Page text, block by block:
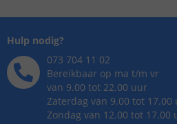
Hulp nodig?
073 704 11 02
Bereikbaar op ma t/m vr
van 9.00 tot 22.00 uur
Zaterdag van 9.00 tot 17.00
Zondag van 12.00 tot 17.00